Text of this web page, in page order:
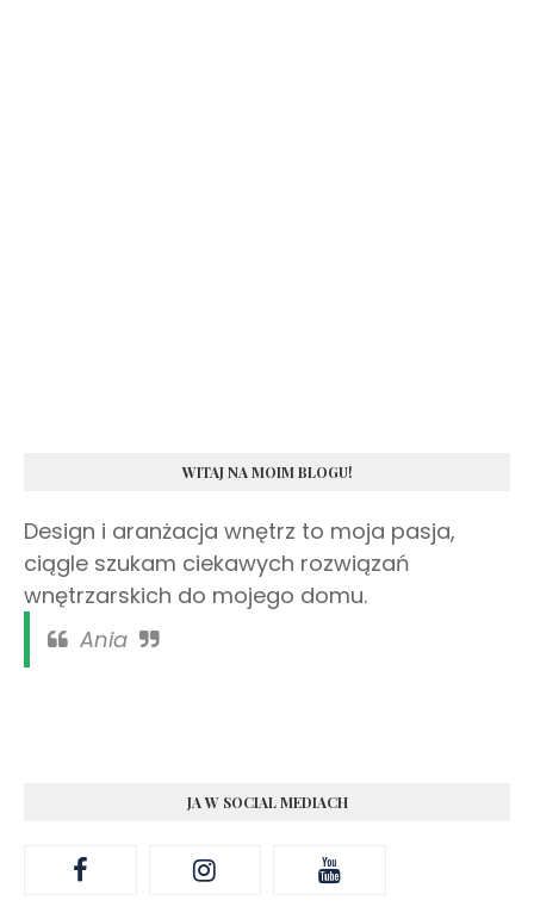
WITAJ NA MOIM BLOGU!
Design i aranżacja wnętrz to moja pasja,
ciągle szukam ciekawych rozwiązań
wnętrzarskich do mojego domu.
Ania
JA W SOCIAL MEDIACH